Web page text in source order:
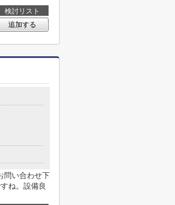
検討リスト
追加する
問い合わせ下
ね。設備良